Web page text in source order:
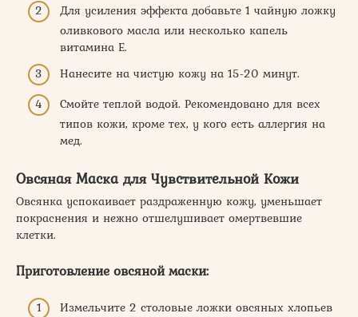
Для усиления эффекта добавьте 1 чайную ложку
оливкового масла или несколько капель
витамина Е.
Нанесите на чистую кожу на 15-20 минут.
Смойте теплой водой. Рекомендовано для всех
типов кожи, кроме тех, у кого есть аллергия на
мед.
Овсяная Маска для Чувствительной Кожи
Овсянка успокаивает раздраженную кожу, уменьшает
покраснения и нежно отшелушивает омертвевшие
клетки.
Приготовление овсяной маски:
Измельчите 2 столовые ложки овсяных хлопьев